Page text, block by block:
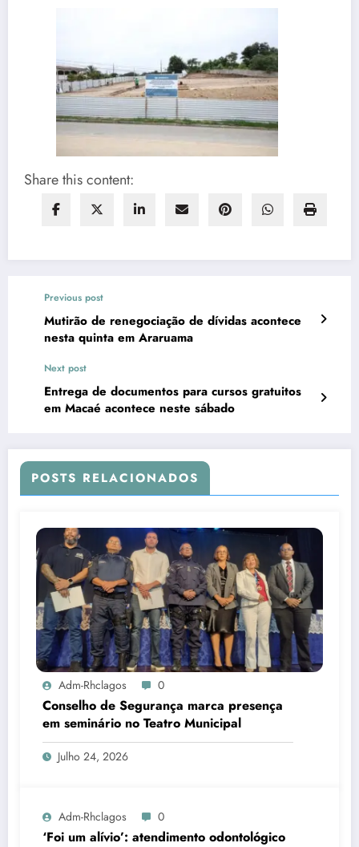
Share this content:
Previous post
Mutirão de renegociação de dívidas acontece
nesta quinta em Araruama
Next post
Entrega de documentos para cursos gratuitos
em Macaé acontece neste sábado
POSTS RELACIONADOS
Adm-Rhclagos 0
Conselho de Segurança marca presença
em seminário no Teatro Municipal
Julho 24, 2026
Adm-Rhclagos 0
‘Foi um alívio’: atendimento odontológico